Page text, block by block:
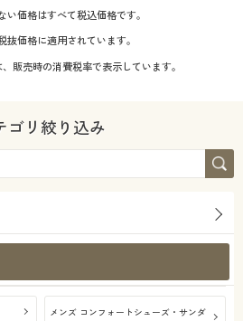
価格はすべて税込価格です。
価格に適用されています。
販売時の消費税率で表示しています。
ゴリ絞り込み
メンズ コンフォートシューズ・サンダ